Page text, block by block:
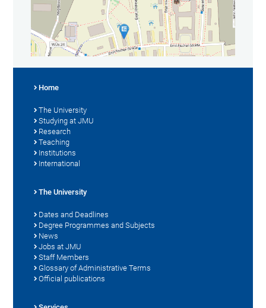
Home
The University
Studying at JMU
Research
Teaching
Institutions
International
The University
Dates and Deadlines
Degree Programmes and Subjects
News
Jobs at JMU
Staff Members
Glossary of Administrative Terms
Official publications